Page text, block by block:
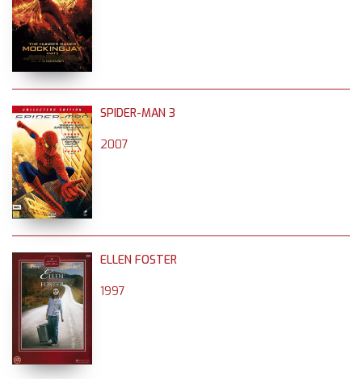
SPIDER-MAN 3
2007
ELLEN FOSTER
1997